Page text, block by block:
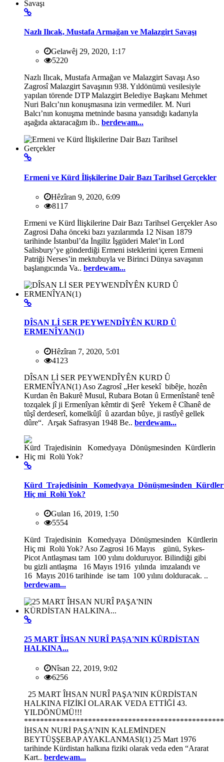
Nazlı Ilıcak, Mustafa Armağan ve Malazgirt Savaşı
Gelawêj 29, 2020, 1:17
5220
Nazlı Ilıcak, Mustafa Armağan ve Malazgirt Savaşı Aso
Zagrosî Malazgirt Savaşının 938. Yıldönümü vesilesiyle
yapılan törende DTP Malazgirt Belediye Başkanı Mehmet
Nuri Balcı’nın konuşmasına izin vermediler. M. Nuri
Balcı’nın konuşma metninde basına yansıdığı kadarıyla
aşağıda aktaracağım ib.. berdewam...
Ermeni ve Kürd İlişkilerine Dair Bazı Tarihsel Gerçekler
Hêzîran 9, 2020, 6:09
8117
Ermeni ve Kürd İlişkilerine Dair Bazı Tarihsel Gerçekler Aso
Zagrosi Daha önceki bazı yazılarımda 12 Nisan 1879
tarihinde İstanbul’da İngiliz İşgüderi Malet’in Lord
Salisbury’ye gönderdiği Ermeni isteklerini içeren Ermeni
Patriği Nerses’in mektubuyla ve Birinci Dünya savaşının
başlangıcında Va.. berdewam...
DÎSAN Lİ SER PEYWENDÎYÊN KURD Û
ERMENÎYAN(1)
Hêzîran 7, 2020, 5:01
4123
DÎSAN Lİ SER PEYWENDÎYÊN KURD Û
ERMENÎYAN(1) Aso Zagrosî „Her kesekî bibêje, hozên
Kurdan ên Bakurê Musul, Rubara Botan û Ermenîstanê tenê
tozqalek jî ji Ermenîyan kêmtir di Şerê Yekem ê Cîhanê de
tûşî derdeserî, komelkûjî û azardan bûye, ji rastîyê gellek
dûre“. Arşak Safrasyan 1948 Be.. berdewam...
Kürd Trajedisinin Komedyaya Dönüşmesinden
Hiç mi Rolü Yok?
Gulan 16, 2019, 1:50
5554
Kürd Trajedisinin Komedyaya Dönüşmesinden Kürdlerin
Hiç mi Rolü Yok? Aso Zagrosi 16 Mayıs günü, Sykes-
Picot Antlaşması tam 100 yılını dolduruyor. Bilindiği gibi
bu gizli antlaşma 16 Mayıs 1916 yılında imzalandı ve
16 Mayıs 2016 tarihinde ise tam 100 yılını dolduracak. ..
berdewam...
25 MART ÎHSAN NURÎ PAŞA'NIN KÜRDİSTAN
HALKINA...
Nîsan 22, 2019, 9:02
6256
25 MART ÎHSAN NURÎ PAŞA'NIN KÜRDİSTAN
HALKINA FİZİKİ OLARAK VEDA ETTİĞİ 43.
YILDÖNÜMÜ!!!
İHSAN NURİ PAŞA’NIN KALEMİNDEN
BEYTÜŞŞEBAP AYAKLANMASI(1) 25 Mart 1976
tarihinde Kürdistan halkına fiziki olarak veda eden “Ararat
Kart.. berdewam...